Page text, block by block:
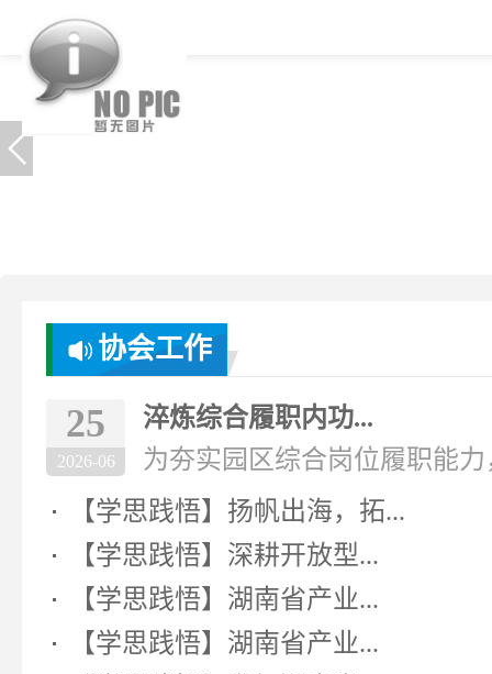
协会工作
25
2026-06
淬炼综合履职内功...
为夯实园区综合岗位履职能力
【学思践悟】扬帆出海，拓...
【学思践悟】深耕开放型...
【学思践悟】湖南省产业...
【学思践悟】湖南省产业...